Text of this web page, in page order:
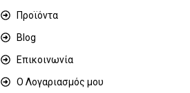
Προϊόντα
Blog
Επικοινωνία
Ο Λογαριασμός μου